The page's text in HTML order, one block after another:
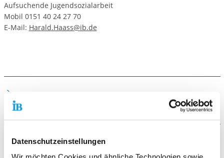
Datenschutzeinstellungen
Aufsuchende Jugendsozialarbeit
Mobil 0151 40 24 27 70
E-Mail: Harald.Haass@ib.de
Berücksichtigung der aktuellen Corona Bestimmungen.
Die Zielgruppe